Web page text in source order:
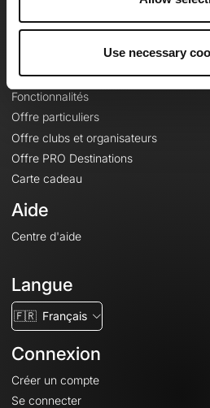
Use necessary
Le Mag'
Fonds de cartes topographiques
Fonctionnalités
Offre particuliers
Offre clubs et organisateurs
Offre PRO Destinations
Carte cadeau
Aide
Centre d'aide
Langue
🇫🇷 Français
Connexion
Créer un compte
Se connecter